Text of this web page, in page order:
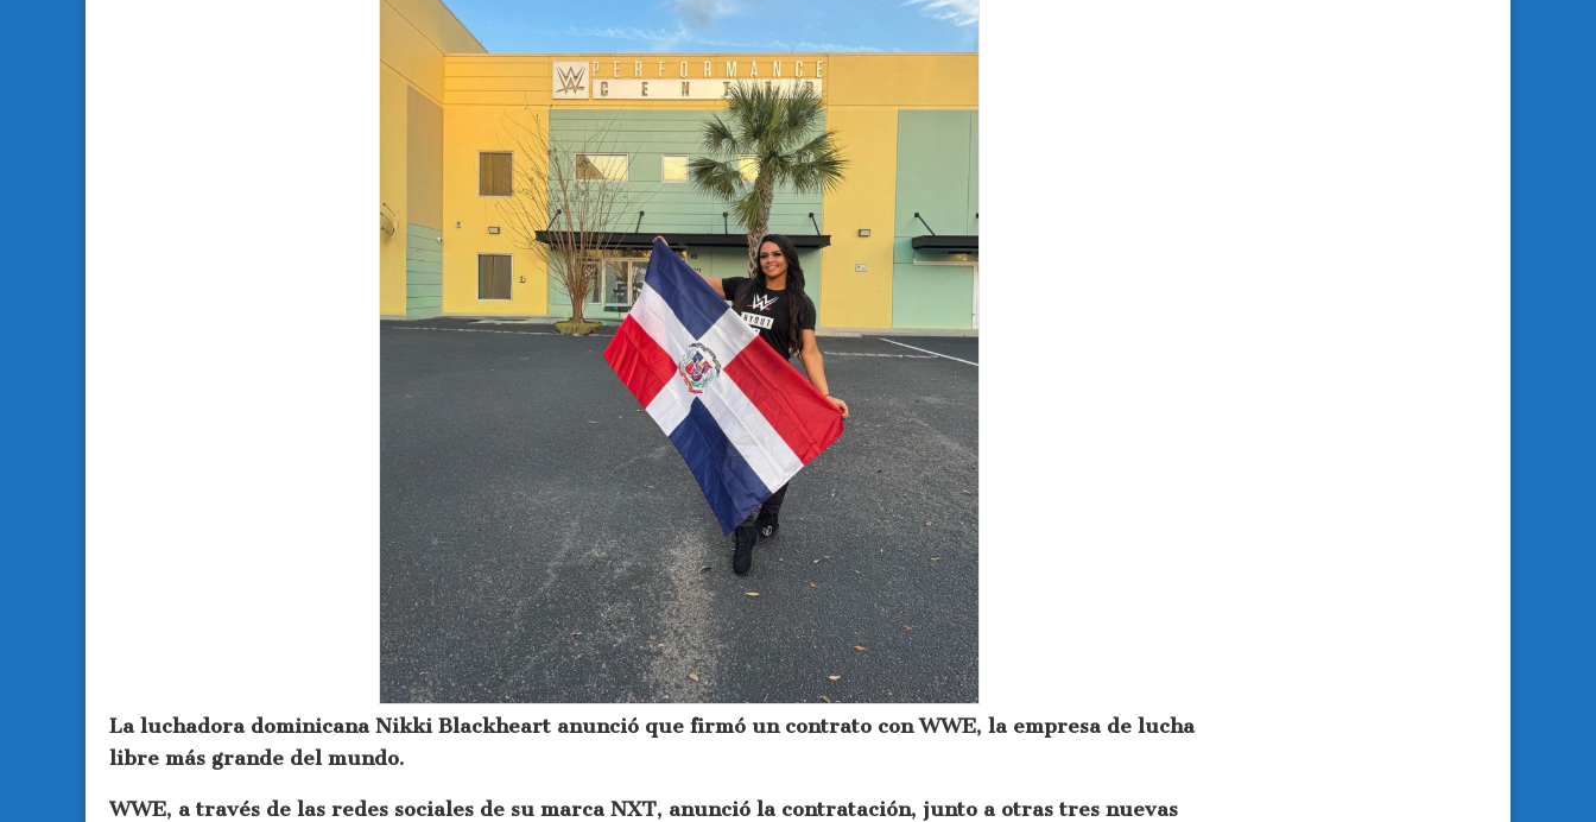
La luchadora dominicana Nikki Blackheart anunció que firmó un contrato con WWE, la empresa de lucha
libre más grande del mundo.
WWE, a través de las redes sociales de su marca NXT, anunció la contratación, junto a otras tres nuevas